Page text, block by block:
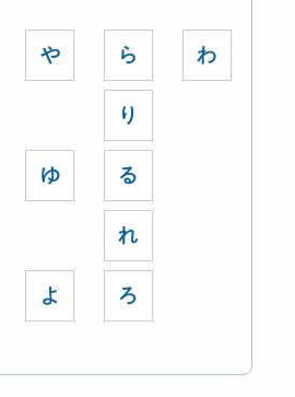
や
ゆ
よ
ら
り
る
れ
ろ
わ